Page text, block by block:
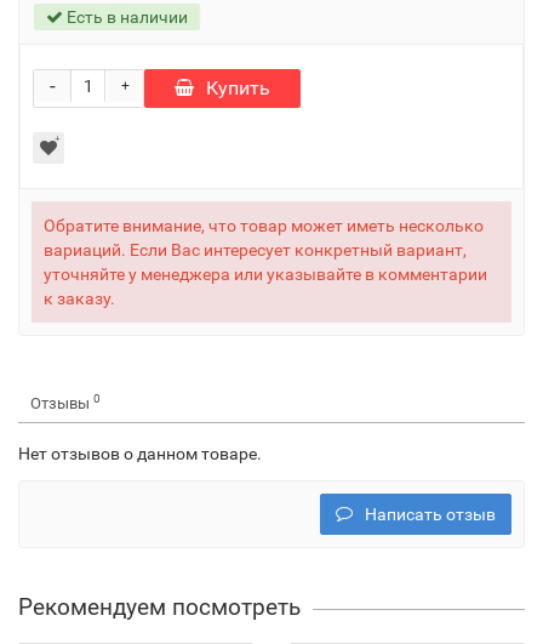
Есть в наличии
+
- Купить
Обратите внимание, что товар может иметь несколько
вариаций. Если Вас интересует конкретный вариант,
уточняйте у менеджера или указывайте в комментарии
к заказу.
Отзывы 0
Нет отзывов о данном товаре.
Написать отзыв
Рекомендуем посмотреть